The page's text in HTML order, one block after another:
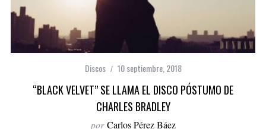
Discos 10 septiembre, 2018
“BLACK VELVET” SE LLAMA EL DISCO PÓSTUMO DE
CHARLES BRADLEY
por Carlos Pérez Báez